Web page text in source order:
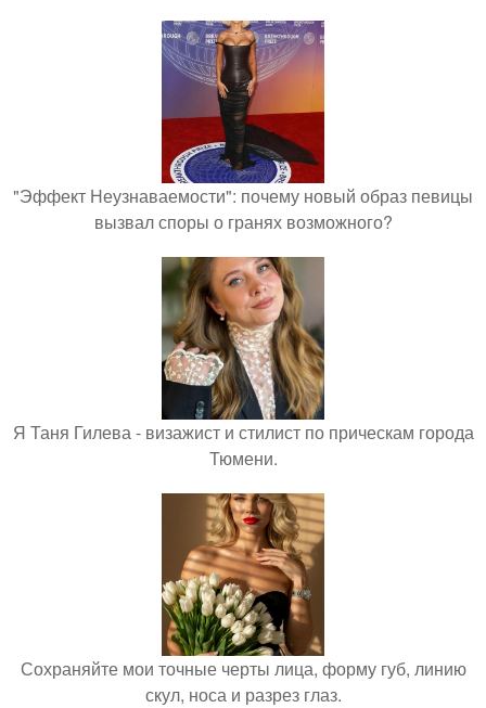
"Эффект Неузнаваемости": почему новый образ певицы
вызвал споры о гранях возможного?
Я Таня Гилева - визажист и стилист по прическам города
Тюмени.
Сохраняйте мои точные черты лица, форму губ, линию
скул, носа и разрез глаз.